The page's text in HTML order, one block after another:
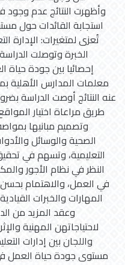
وأظهرت النتائج عدم
استجابة القائدات حول
تُعزى لمتغيرات: الإدارة
الخبرة وتوصلت
إحصائيا بين جودة
معلمات المدارس
عنه النتائج أوصت الدراسة
طريق مراعاة اختيار
وتصميم مبانيها
الصحية والوسائل
التعليمية، وتسهم في
النظر في نظام الأجور
في العمل، والاهتمام بحسن
المهارات والخبرات
وعقد المزيد من
لاحتياجاتهن المهنية
واللجان بين إدارات
مستوى جودة حياة العمل